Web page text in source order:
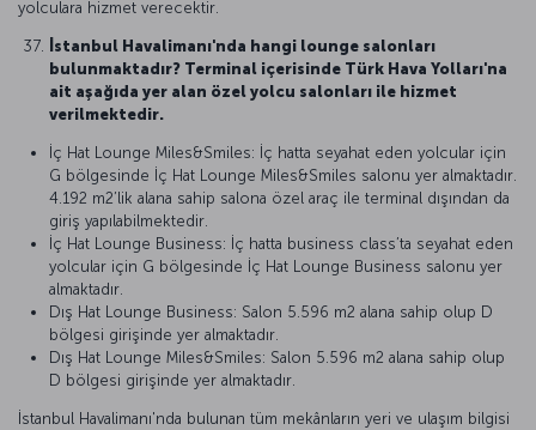
yolculara hizmet verecektir.
İstanbul Havalimanı'nda hangi lounge salonları
bulunmaktadır? Terminal içerisinde Türk Hava Yolları'na
ait aşağıda yer alan özel yolcu salonları ile hizmet
verilmektedir.
İç Hat Lounge Miles&Smiles: İç hatta seyahat eden yolcular için
G bölgesinde İç Hat Lounge Miles&Smiles salonu yer almaktadır.
4.192 m2’lik alana sahip salona özel araç ile terminal dışından da
giriş yapılabilmektedir.
İç Hat Lounge Business: İç hatta business class’ta seyahat eden
yolcular için G bölgesinde İç Hat Lounge Business salonu yer
almaktadır.
Dış Hat Lounge Business: Salon 5.596 m2 alana sahip olup D
bölgesi girişinde yer almaktadır.
Dış Hat Lounge Miles&Smiles: Salon 5.596 m2 alana sahip olup
D bölgesi girişinde yer almaktadır.
İstanbul Havalimanı'nda bulunan tüm mekânların yeri ve ulaşım bilgisi